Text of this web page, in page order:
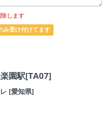
します
み受け付けてます
園駅[TA07]
[愛知県]